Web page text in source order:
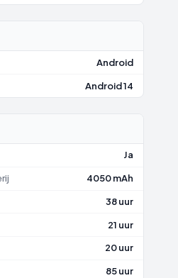
Android
Android 14
Ja
4050 mAh
38 uur
21 uur
20 uur
85 uur